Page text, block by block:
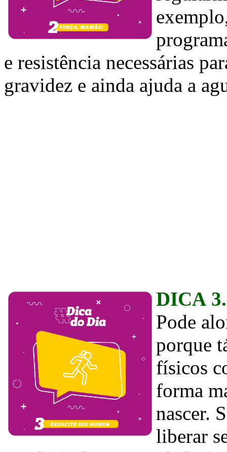
e resistência necessárias
gravidez e ainda ajuda a
DICA
Pode
porque
físicos
forma
nascer.
liberar